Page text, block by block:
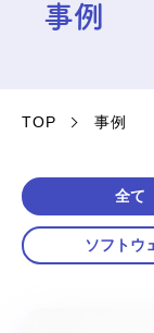
事例
TOP 事例
全て
ソフトウ